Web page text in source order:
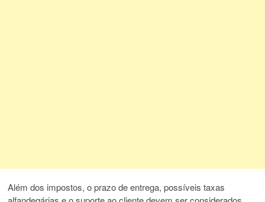
Além dos impostos, o prazo de entrega, possíveis taxas